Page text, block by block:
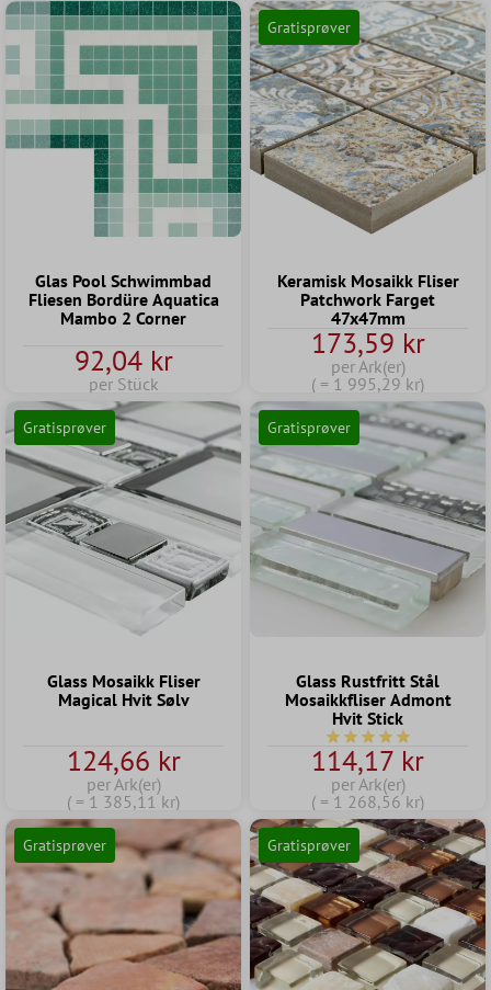
Glas Pool Schwimmbad
Fliesen Bordüre Aquatica
Mambo 2 Corner
92,04 kr
per Stück
Gratisprøver
Keramisk Mosaikk Fliser
Patchwork Farget
47x47mm
173,59 kr
per Ark(er)
( = 1 995,29 kr)
Gratisprøver
Glass Mosaikk Fliser
Magical Hvit Sølv
124,66 kr
per Ark(er)
( = 1 385,11 kr)
Gratisprøver
Glass Rustfritt Stål
Mosaikkfliser Admont
Hvit Stick
Gjennomsnittlig
114,17 kr
per Ark(er)
( = 1 268,56 kr)
Gratisprøver Gratisprøver